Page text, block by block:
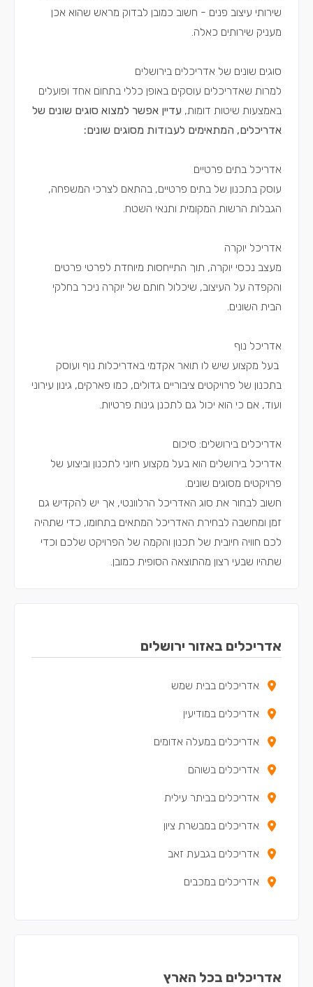
שירותי עיצוב פנים - חשוב כמובן לבדוק מראש שהוא אכן
מעניק שירותים כאלה.
סוגים שונים של אדריכלים בירושלים
למרות שאדריכלים עוסקים באופן כללי בתחום אחד ופועלים
באמצעות שיטות דומות, עדיין אפשר למצוא סוגים שונים של
אדריכלים, המתאימים לעבודות מסוגים שונים:
אדריכל בתים פרטיים
עוסק בתכנון של בתים פרטיים, בהתאם לצרכי המשפחה,
הגבלות הרשות המקומית ותנאי השטח.
אדריכל יוקרה
מעצב נכסי יוקרה, תוך התייחסות מיוחדת לפרטי פרטים
והקפדה על העיצוב, שיכלול חותם של יוקרה ניכר בחלקי
הבית השונים.
אדריכל נוף
בעל מקצוע שיש לו תואר אקדמי באדריכלות נוף ועוסק
בתכנון של פרויקטים ציבוריים גדולים, כמו פארקים, גינון עירוני
ועוד, אם כי הוא יכול גם לתכנן גינות פרטיות.
אדריכלים בירושלים: סיכום
אדריכל בירושלים הוא בעל מקצוע חיוני לתכנון וביצוע של
פרויקטים מסוגים שונים.
חשוב לבחור את סוג האדריכל הרלוונטי, אך יש להקדיש גם
זמן ומחשבה לבחירת האדריכל המתאים בתחומו, כדי שתהיה
לכם חוויה חיובית של תכנון והקמה של הפרויקט שלכם וכדי
שתהיו שבעי רצון מהתוצאה הסופית כמובן.
אדריכלים באזור ירושלים
אדריכלים בבית שמש
אדריכלים במודיעין
אדריכלים במעלה אדומים
אדריכלים בשוהם
אדריכלים בביתר עילית
אדריכלים במבשרת ציון
אדריכלים בגבעת זאב
אדריכלים במכבים
אדריכלים במודיעין עילית
אדריכלים בכל הארץ